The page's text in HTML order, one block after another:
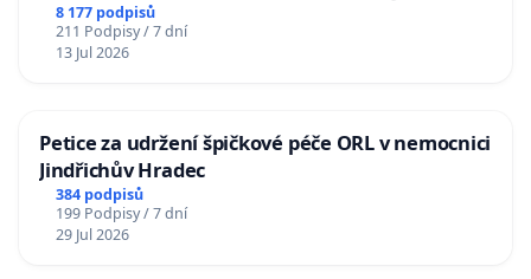
Charles University
8 177 podpisů
211 Podpisy / 7 dní
13 Jul 2026
Petice za udržení špičkové péče ORL v nemocnici
Jindřichův Hradec
384 podpisů
199 Podpisy / 7 dní
29 Jul 2026